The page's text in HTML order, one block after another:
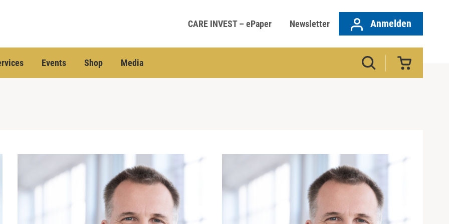
CARE INVEST – ePaper Newsletter Anmelden
Events Shop Media